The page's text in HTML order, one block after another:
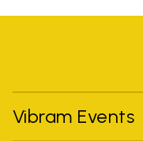
Vibram Events